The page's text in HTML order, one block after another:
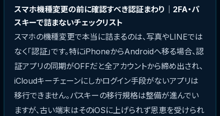
スマホ機種変更の前に確認すべき認証まわり｜2FA・パ
スキーで詰まないチェックリスト
スマホの機種変更で本当に詰まるのは、写真やLINEでは
なく「認証」です。特にiPhoneからAndroidへ移る場合、認
証アプリの同期がOFFだと全アカウントから締め出され、
iCloudキーチェーンにしかログイン手段がないアプリは
移行できません。パスキーの移行規格は整備が進んでい
ますが、古い端末はそのiOSに上げられず恩恵を受けられ